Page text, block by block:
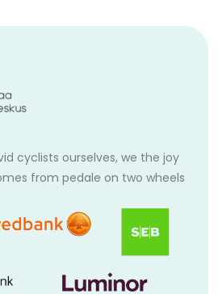
cyclists ourselves, we the joy
from pedale on two wheels